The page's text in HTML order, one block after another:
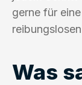
gerne für
Was